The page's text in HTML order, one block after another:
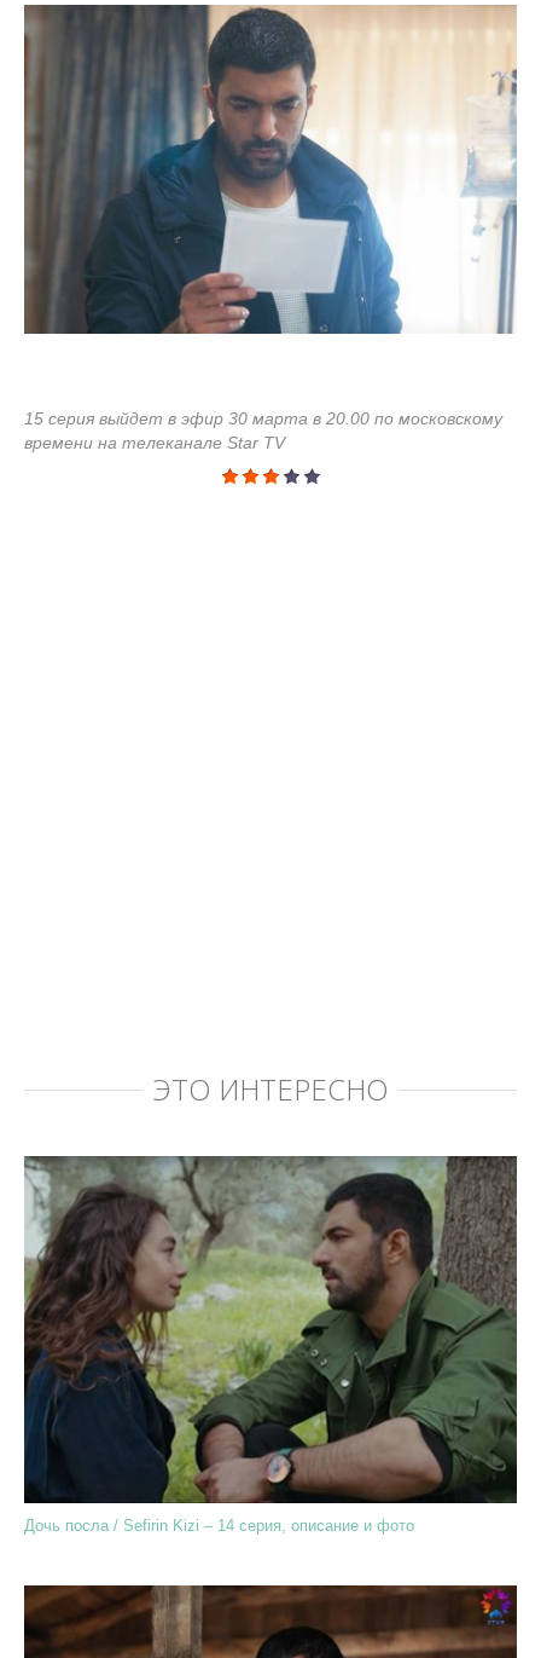
15 серия выйдет в эфир 30 марта в 20.00 по московскому
времени на телеканале Star TV
ЭТО ИНТЕРЕСНО
Дочь посла / Sefirin Kizi – 14 серия, описание и фото